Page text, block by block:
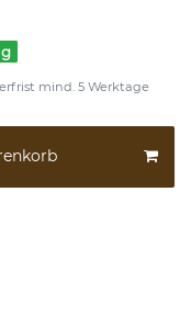
mind. 5 Werktage